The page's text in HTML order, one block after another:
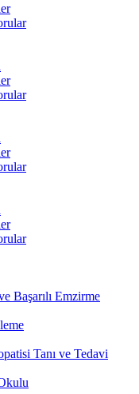
Başarılı Emzirme
Tanı ve Tedavi